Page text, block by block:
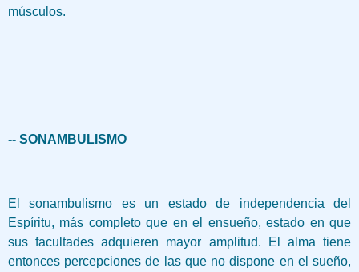
músculos.
-- SONAMBULISMO
El sonambulismo es un estado de independencia del
Espíritu, más completo que en el ensueño, estado en que
sus facultades adquieren mayor amplitud. El alma tiene
entonces percepciones de las que no dispone en el sueño,